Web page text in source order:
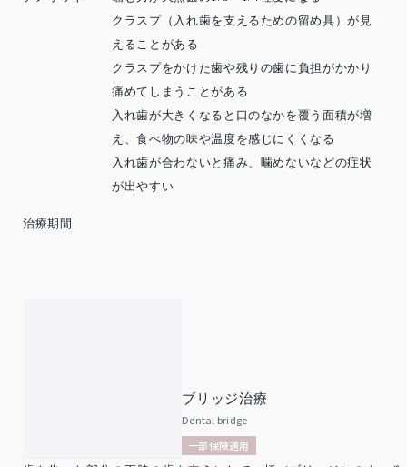
クラスプ（入れ歯を支えるための留め具）が見
えることがある
クラスプをかけた歯や残りの歯に負担がかかり
痛めてしまうことがある
入れ歯が大きくなると口のなかを覆う面積が増
え、食べ物の味や温度を感じにくくなる
入れ歯が合わないと痛み、噛めないなどの症状
が出やすい
治療期間
ブリッジ治療
Dental bridge
一部保険適用